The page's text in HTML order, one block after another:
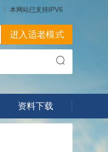
本网站已支持IPV6
进入适老模式
资料下载